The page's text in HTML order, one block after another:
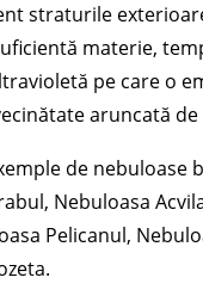
straturile
materie,
pe care o
aruncată de
de nebuloase
Nebuloasa
Pelicanul,